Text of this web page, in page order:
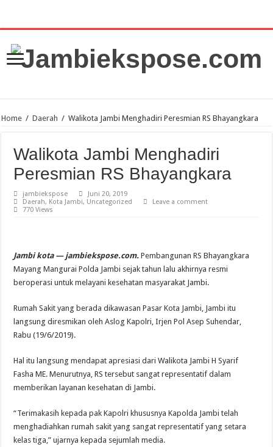
Home / Daerah / Walikota Jambi Menghadiri Peresmian RS Bhayangkara
Walikota Jambi Menghadiri
Peresmian RS Bhayangkara
jambiekspose
Juni 20, 2019
Daerah, Kota Jambi, Uncategorized
Leave a comment
770 Views
Jambi kota — jambiekspose.com. Pembangunan RS Bhayangkara
Mayang Mangurai Polda Jambi sejak tahun lalu akhirnya resmi
beroperasi untuk melayani kesehatan masyarakat Jambi.
Rumah Sakit yang berada dikawasan Pasar Kota Jambi, Jambi itu
langsung diresmikan oleh Aslog Kapolri, Irjen Pol Asep Suhendar,
Rabu (19/6/2019).
Hal itu langsung mendapat apresiasi dari Walikota Jambi H Syarif
Fasha ME. Menurutnya, RS tersebut sangat representatif dalam
memberikan layanan kesehatan di Jambi.
“Terimakasih kepada pak Kapolri khususnya Kapolda Jambi telah
menghadiahkan rumah sakit yang sangat representatif yang setara
kelas tiga,” ujarnya kepada sejumlah media.